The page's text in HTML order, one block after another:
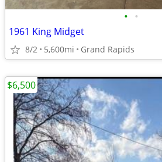
• •
1961 King Midget
8/2 5,600mi Grand Rapids
$6,500